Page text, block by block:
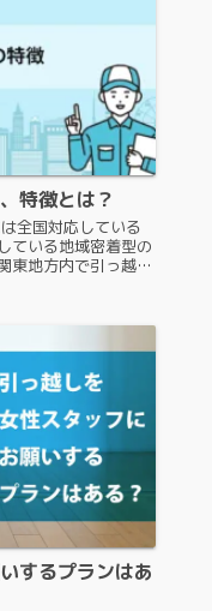
特徴とは？
全国対応している
ている地域密着型の
東地方内で引っ越し
するプランはあ